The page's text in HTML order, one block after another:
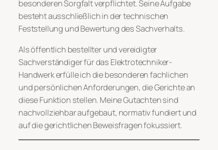
besonderen Sorgfalt verpflichtet. Seine Aufgabe
besteht ausschließlich in der technischen
Feststellung und Bewertung des Sachverhalts.
Als öffentlich bestellter und vereidigter
Sachverständiger für das Elektrotechniker-
Handwerk erfülle ich die besonderen fachlichen
und persönlichen Anforderungen, die Gerichte an
diese Funktion stellen. Meine Gutachten sind
nachvollziehbar aufgebaut, normativ fundiert und
auf die gerichtlichen Beweisfragen fokussiert.